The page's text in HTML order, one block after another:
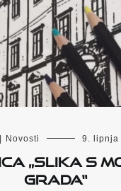
| Novosti 9. lipnja
„Slika s
Grada“